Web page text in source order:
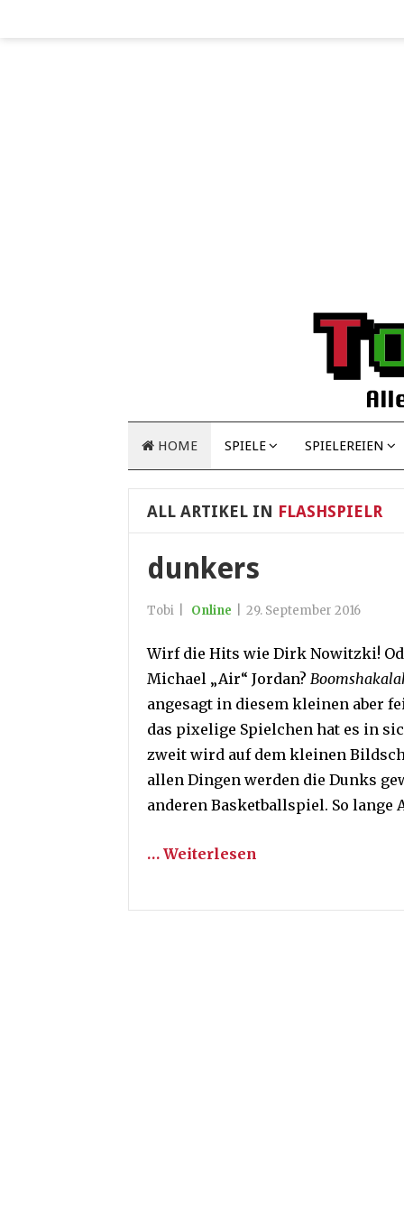
HOME SPIELE SPIELEREIEN
ALL ARTIKEL IN FLASHSPIELR
dunkers
Tobi Online 29. September 2016
Wirf die Hits wie Dirk Nowitzki!
Michael „Air“ Jordan?
angesagt in diesem kleinen aber
das pixelige Spielchen hat es in
zweit wird auf dem kleinen
allen Dingen werden die Dunks
anderen Basketballspiel. So lange
… Weiterlesen